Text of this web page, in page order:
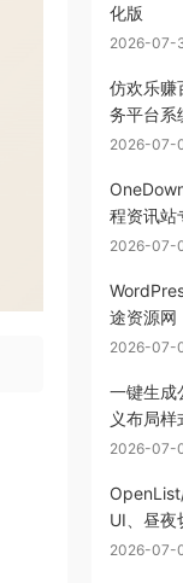
化版
2026-07-
仿欢乐赚
务平台系
2026-07-
程资讯站
2026-07-
途资源网
2026-07-
一键生成
义布局
2026-07-
UI、昼夜
2026-07-